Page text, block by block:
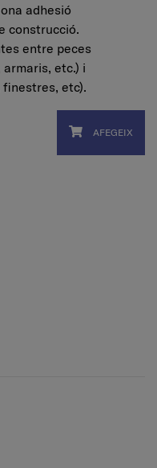
adhesió
construcció.
entre peces
etc.) i
etc).
AFEGEIX